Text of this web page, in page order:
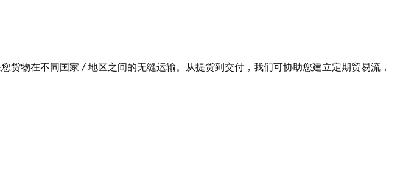
物在不同国家 / 地区之间的无缝运输。从提货到交付，我们可协助您建立定期贸易流，